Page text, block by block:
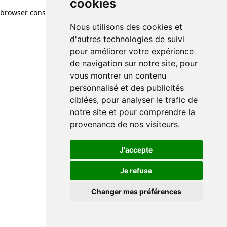
cookies
Nous utilisons des cookies et
d'autres technologies de suivi
pour améliorer votre expérience
de navigation sur notre site, pour
vous montrer un contenu
personnalisé et des publicités
ciblées, pour analyser le trafic de
notre site et pour comprendre la
provenance de nos visiteurs.
J'accepte
Je refuse
Changer mes préférences
browser console for more information)